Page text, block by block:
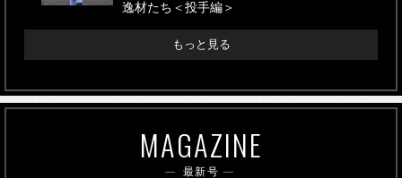
逸材たち＜投手編＞
もっと見る
MAGAZINE
最新号